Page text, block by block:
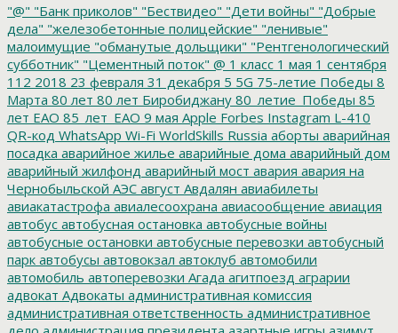
"@" "Банк приколов" "Бествидео" "Дети войны" "Добрые
дела" "железобетонные полицейские" "ленивые"
малоимущие "обманутые дольщики" "Рентгенологический
субботник" "Цементный поток" @ 1 класс 1 мая 1 сентября
112 2018 23 февраля 31 декабря 5 5G 75-летие Победы 8
Марта 80 лет 80 лет Биробиджану 80_летие_Победы 85
лет ЕАО 85_лет_ЕАО 9 мая Apple Forbes Instagram L-410
QR-код WhatsApp Wi-Fi WorldSkills Russia аборты аварийная
посадка аварийное жилье аварийные дома аварийный дом
аварийный жилфонд аварийный мост авария авария на
Чернобыльской АЭС август Авдалян авиабилеты
авиакатастрофа авиалесоохрана авиасообщение авиация
автобус автобусная остановка автобусные войны
автобусные остановки автобусные перевозки автобусный
парк автобусы автовокзал автоклуб автомобили
автомобиль автоперевозки Агада агитпоезд аграрии
адвокат Адвокаты административная комиссия
административная ответственность административное